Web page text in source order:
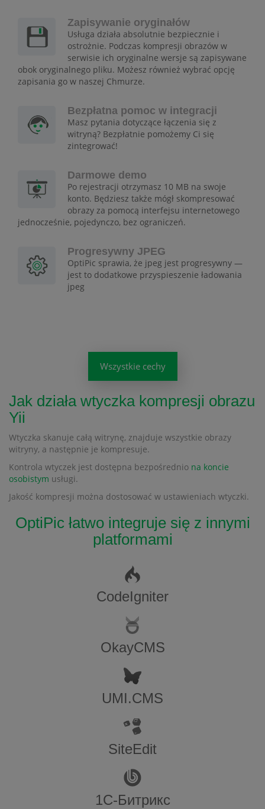
Zapisywanie oryginałów
Usługa działa absolutnie bezpiecznie i
ostrożnie. Podczas kompresji obrazów w
serwisie ich oryginalne wersje są zapisywane
obok oryginalnego pliku. Możesz również wybrać opcję
zapisania go w naszej Chmurze.
Bezpłatna pomoc w integracji
Masz pytania dotyczące łączenia się z
witryną? Bezpłatnie pomożemy Ci się
zintegrować!
Darmowe demo
Po rejestracji otrzymasz 10 MB na swoje
konto. Będziesz także mógł skompresować
obrazy za pomocą interfejsu internetowego
jednocześnie, pojedynczo, bez ograniczeń.
Progresywny JPEG
OptiPic sprawia, że jpeg jest progresywny —
jest to dodatkowe przyspieszenie ładowania
jpeg
Wszystkie cechy
Jak działa wtyczka kompresji obrazu
Yii
Wtyczka skanuje całą witrynę, znajduje wszystkie obrazy
witryny, a następnie je kompresuje.
Kontrola wtyczek jest dostępna bezpośrednio na koncie
osobistym usługi.
Jakość kompresji można dostosować w ustawieniach wtyczki.
OptiPic łatwo integruje się z innymi
platformami
CodeIgniter
OkayCMS
UMI.CMS
SiteEdit
1С-Битрикс